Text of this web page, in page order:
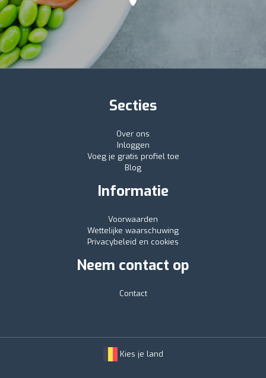
Secties
Over ons
Inloggen
Voeg je gratis profiel toe
Blog
Informatie
Voorwaarden
Wettelijke waarschuwing
Privacybeleid en cookies
Neem contact op
Contact
Kies je land